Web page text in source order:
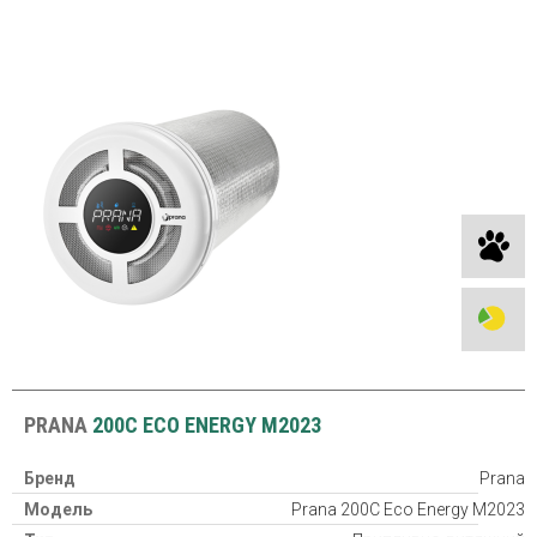
PRANA 200C ECO ENERGY M2023
Бренд
Prana
Модель
Prana 200C Eco Energy M2023